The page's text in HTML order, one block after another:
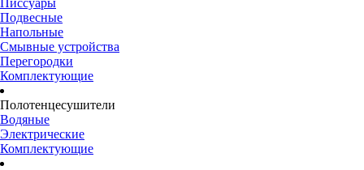
Писсуары
Подвесные
Напольные
Смывные устройства
Перегородки
Комплектующие
Полотенцесушители
Водяные
Электрические
Комплектующие